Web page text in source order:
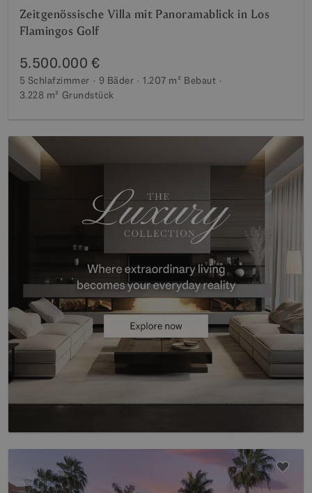
Zeitgenössische Villa mit Panoramablick in Los
Flamingos Golf
5.500.000 €
5 Schlafzimmer 9 Bäder 1.207 m² Bebaut
3.228 m² Grundstück